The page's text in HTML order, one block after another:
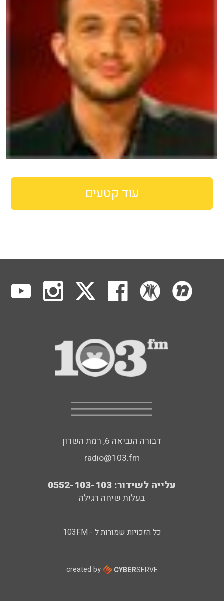
עוד קטעים
דבורה הנביאה 6, רמת השרון
radio@103.fm
עלייה לשידור: 0552-103-103
בעלות שיחה רגילה
כל הזכויות שמורות ל - 103FM
created by CYBERSERVE